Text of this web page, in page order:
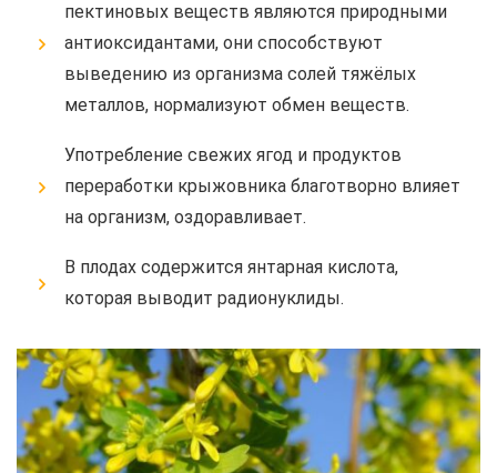
пектиновых веществ являются природными
антиоксидантами, они способствуют
выведению из организма солей тяжёлых
металлов, нормализуют обмен веществ.
Употребление свежих ягод и продуктов
переработки крыжовника благотворно влияет
на организм, оздоравливает.
В плодах содержится янтарная кислота,
которая выводит радионуклиды.